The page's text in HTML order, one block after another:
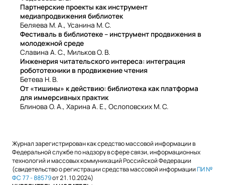
Партнерские проекты как инструмент
медиапродвижения библиотек
Беляева М. А., Усанина М. С.
Фестиваль в библиотеке – инструмент продвижения в
молодежной среде
Славина А. С., Мильков О. В.
Инженерия читательского интереса: интеграция
робототехники в продвижение чтения
Бетева Н. В.
От «тишины» к действию: библиотека как платформа
для иммерсивных практик
Блинова О. А., Харина А. Е., Ослоповских М. С.
Журнал зарегистрирован как средство массовой информации в
Федеральной службе по надзору в сфере связи, информационных
технологий и массовых коммуникаций Российской Федерации
(свидетельство о регистрации средства массовой информацииПИ №
ФС 77 - 88579от 21.10.2024)